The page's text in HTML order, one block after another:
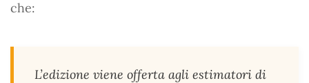
che:
L’edizione viene offerta agli estimatori di